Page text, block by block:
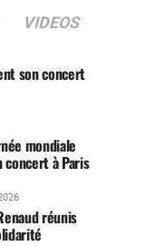
VIDEOS
son concert
mondiale
concert à Paris
réunis